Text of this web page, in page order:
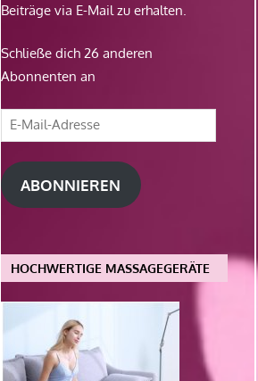
Beiträge via E-Mail zu erhalten.
Schließe dich 26 anderen
Abonnenten an
E-
Mail-
Adresse
ABONNIEREN
HOCHWERTIGE MASSAGEGERÄTE